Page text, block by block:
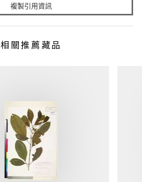
複製引用資訊
相關推薦藏品